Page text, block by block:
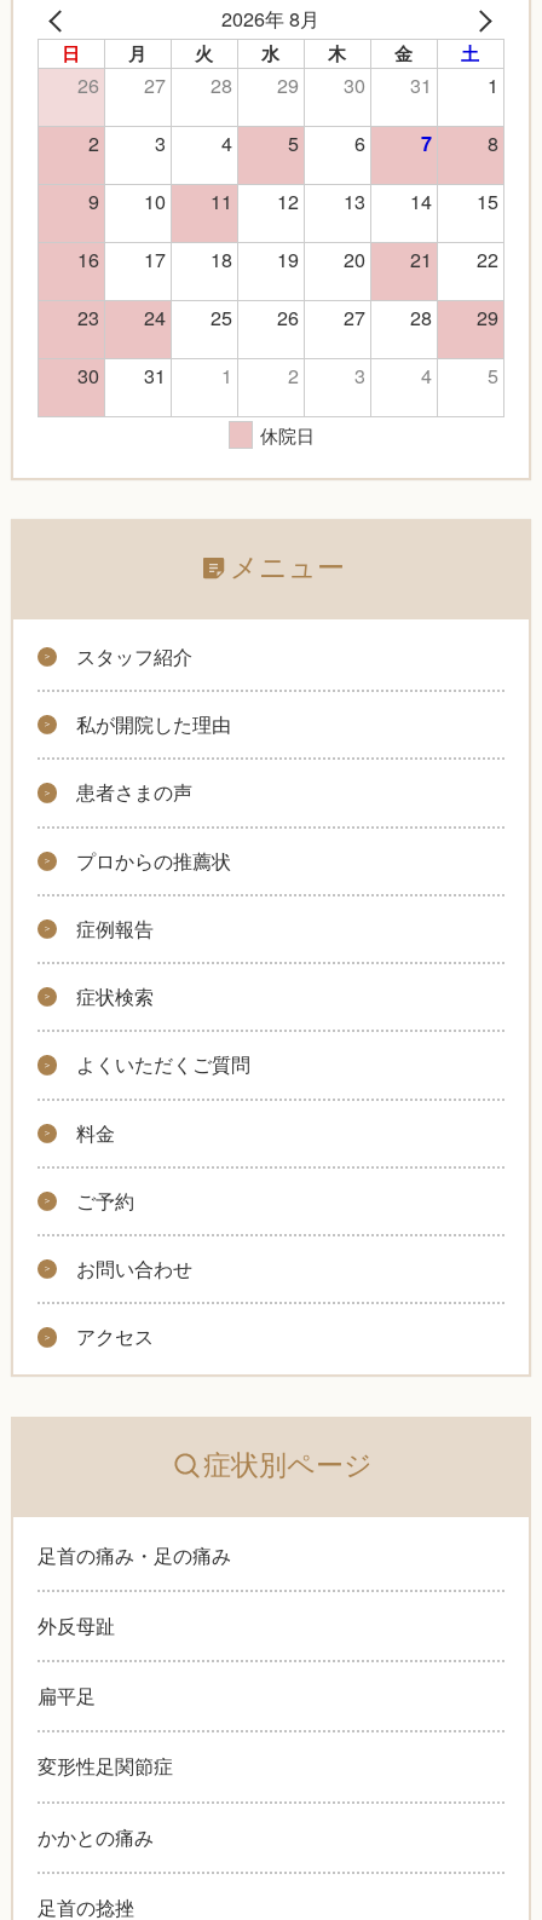
2026年 8月
日 月 火 水 木 金 土
26 27 28 29 30 31
1
2
3 4 5 6 7
8
9
10 11 12 13 14
15
16
17 18 19 20 21
22
23
24 25 26 27 28
29
30
31 1 2 3 4 5
休院日
メニュー
スタッフ紹介
私が開院した理由
患者さまの声
プロからの推薦状
症例報告
症状検索
よくいただくご質問
料金
ご予約
お問い合わせ
アクセス
症状別ページ
足首の痛み・足の痛み
外反母趾
扁平足
変形性足関節症
かかとの痛み
足首の捻挫